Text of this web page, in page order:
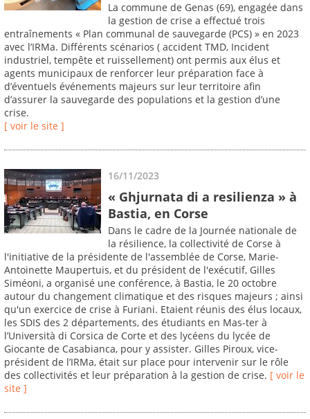
La commune de Genas (69), engagée dans
la gestion de crise a effectué trois
entraînements « Plan communal de sauvegarde (PCS) » en 2023
avec l’IRMa. Différents scénarios ( accident TMD, Incident
industriel, tempête et ruissellement) ont permis aux élus et
agents municipaux de renforcer leur préparation face à
d’éventuels événements majeurs sur leur territoire afin
d’assurer la sauvegarde des populations et la gestion d’une
crise.
[ voir le site ]
16/11/2023
« Ghjurnata di a resilienza » à
Bastia, en Corse
Dans le cadre de la Journée nationale de
la résilience, la collectivité de Corse à
l'initiative de la présidente de l'assemblée de Corse, Marie-
Antoinette Maupertuis, et du président de l'exécutif, Gilles
Siméoni, a organisé une conférence, à Bastia, le 20 octobre
autour du changement climatique et des risques majeurs ; ainsi
qu'un exercice de crise à Furiani. Etaient réunis des élus locaux,
les SDIS des 2 départements, des étudiants en Mas-ter à
l’Università di Corsica de Corte et des lycéens du lycée de
Giocante de Casabianca, pour y assister. Gilles Piroux, vice-
président de l’IRMa, était sur place pour intervenir sur le rôle
des collectivités et leur préparation à la gestion de crise. [ voir le
site ]